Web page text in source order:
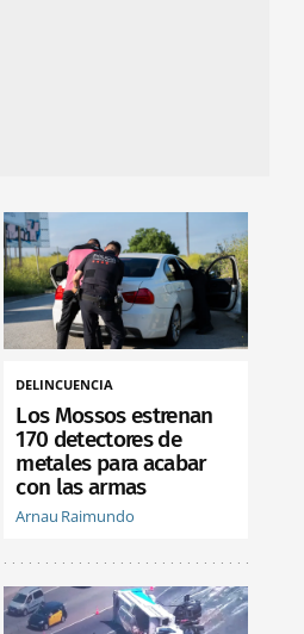
DELINCUENCIA
Los Mossos estrenan
170 detectores de
metales para acabar
con las armas
Arnau Raimundo